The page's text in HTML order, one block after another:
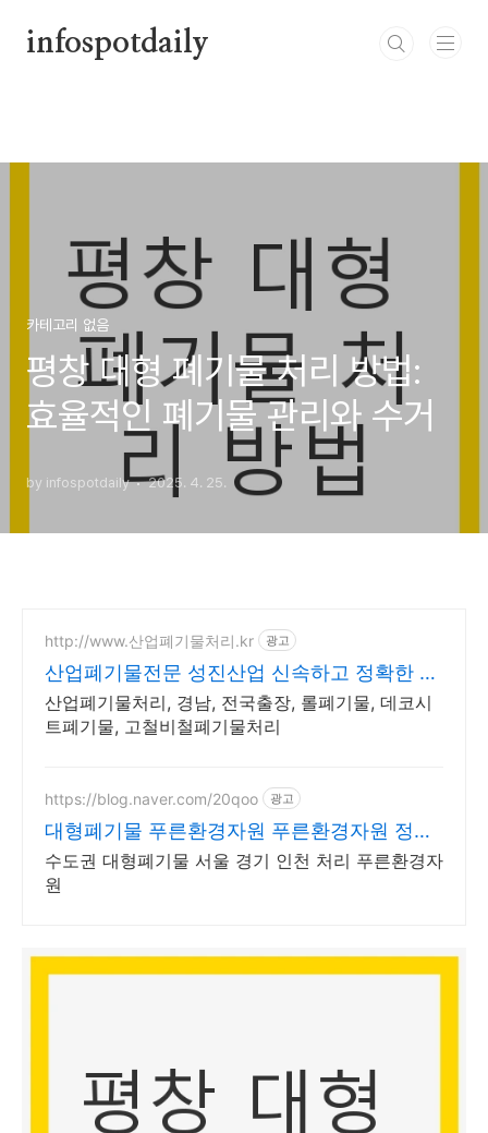
infospotdaily
카테고리 없음
평창 대형 폐기물 처리 방법:
효율적인 폐기물 관리와 수거
by infospotdaily 2025. 4. 25.
http://www.산업폐기물처리.kr 광고
산업폐기물전문 성진산업 신속하고 정확한 폐
기물처리
산업폐기물처리, 경남, 전국출장, 롤폐기물, 데코시
트폐기물, 고철비철폐기물처리
https://blog.naver.com/20qoo 광고
대형폐기물 푸른환경자원 푸른환경자원 정식
허가업체!
수도권 대형폐기물 서울 경기 인천 처리 푸른환경자
원